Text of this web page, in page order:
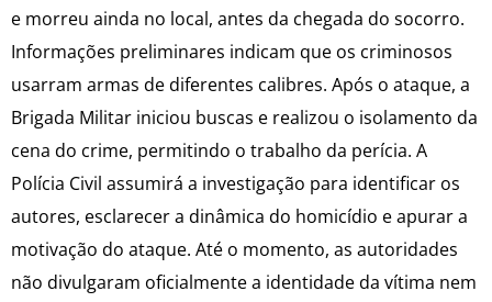
e morreu ainda no local, antes da chegada do socorro.
Informações preliminares indicam que os criminosos
usarram armas de diferentes calibres. Após o ataque, a
Brigada Militar iniciou buscas e realizou o isolamento da
cena do crime, permitindo o trabalho da perícia. A
Polícia Civil assumirá a investigação para identificar os
autores, esclarecer a dinâmica do homicídio e apurar a
motivação do ataque. Até o momento, as autoridades
não divulgaram oficialmente a identidade da vítima nem